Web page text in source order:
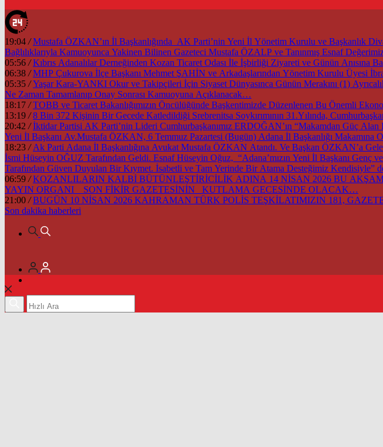
19:04 / Mustafa ÖZKAN’ın İl Başkanlığında AK Parti’nin Yeni İl Yönetim Kurulu ve Başkanlık
Bağlılıklarıyla Kamuoyunca Yakinen Bilinen Gazeteci Mustafa ÖZALP ve Tanınmış Esnaf
05:56 / Kıbrıs Adanalılar Derneğinden Kozan Ticaret Odası İle İşbirliği Ziyareti ve Günün
06:38 / MHP Çukurova İlçe Başkanı Mehmet ŞAHİN ve Arkadaşlarından Yönetim Kurulu Üyesi
05:35 / Yaşar Kara-YANKI Okur ve Takipçileri İçin Siyaset Dünyasınca Günün Merakını (1)
Ne Zaman Tamamlanıp Onay Sonrası Kamuoyuna Açıklanacak…
18:17 /
13:19 / 8 Bin 372 Kişinin Bir Gecede Katledildiği Srebrenitsa Soykırımının 31.Yılında,
20:42 / İktidar Partisi AK Parti’nin Lideri Cumhurbaşkanımız ERDOĞAN’ın “Makamdan Güç
Yeni İl Başkanı Av.Mustafa ÖZKAN, 6 Temmuz Pazartesi (Bugün) Adana İl Başkanlığı Makamına
18:23 / Ak Parti Adana İl Başkanlığına Avukat Mustafa ÖZKAN Atandı. Ve Başkan ÖZKAN’a
İsmi Hüseyin OĞUZ Tarafından Geldi. Esnaf Hüseyin Oğuz, “Adana’mızın Yeni İl Başkanı Genç
Tarafından Güven Duyulan Bir Kıymet. İsabetli ve Tam Yerinde Bir Atama Desteğimiz Kendisiyle”
06:59 / KOZANLILARIN KALBİ BÜTÜNLEŞTİRİCİLİK ADINA 14 NİSAN 2026 BU
YAYIN ORGANI SON FİKİR GAZETESİNİN KUTLAMA GECESİNDE OLACAK…
21:00 / BUGÜN 10 NİSAN 2026 KAHRAMAN TÜRK POLİS TEŞKİLATIMIZIN 181,
Son dakika haberleri